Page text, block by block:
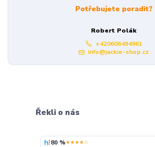
Potřebujete poradit?
Robert Polák
+420606494961
info@jackie-shop.cz
Řekli o nás
80 %★★★★☆